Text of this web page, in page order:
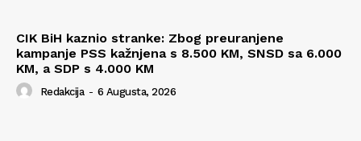
CIK BiH kaznio stranke: Zbog preuranjene
kampanje PSS kažnjena s 8.500 KM, SNSD sa 6.000
KM, a SDP s 4.000 KM
Redakcija - 6 Augusta, 2026